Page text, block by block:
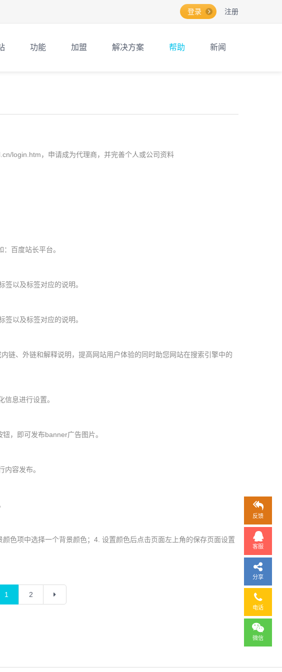
登录 注册
功能 加盟 解决方案 帮助 新闻
login.htm，申请成为代理商，并完善个人或公司资料
百度站长平台。
以及标签对应的说明。
以及标签对应的说明。
链、外链和解释说明，提高网站用户体验的同时助您网站在搜索引擎中的
息进行设置。
，即可发布banner广告图片。
容发布。
色项中选择一个背景颜色；4. 设置颜色后点击页面左上角的保存页面设置
1 2
反馈
客服
分享
电话
微信